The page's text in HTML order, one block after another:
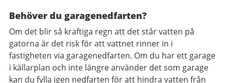
Behöver du garagenedfarten?
Om det blir så kraftiga regn att det står vatten på
gatorna är det risk för att vattnet rinner in i
fastigheten via garagenedfarten. Om du har ett garage
i källarplan och inte längre använder det som garage
kan du fylla igen nedfarten för att hindra vatten från